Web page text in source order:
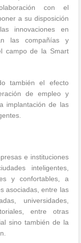
con el
a su disposición
innovaciones en
las compañías y
campo de la Smart
también el efecto
de empleo y
implantación de las
e instituciones
inteligentes,
y confortables, a
asociadas, entre las
universidades,
entre otras
sino también de la